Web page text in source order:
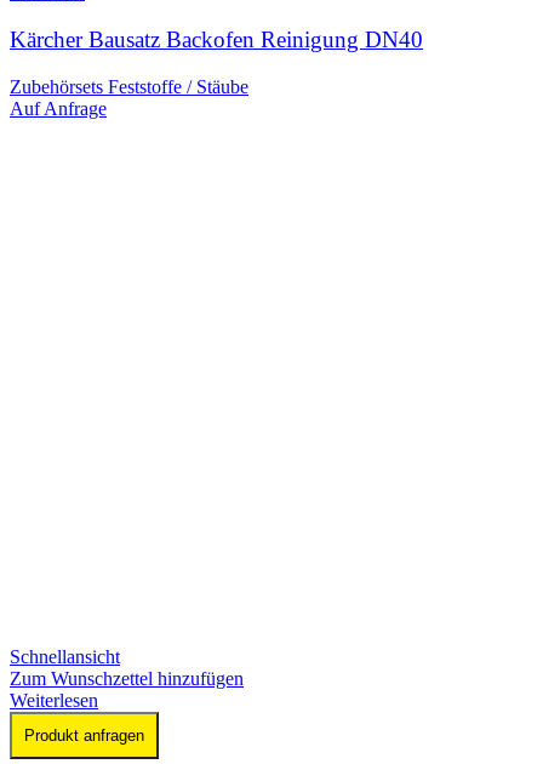
Kärcher Bausatz Backofen Reinigung DN40
Zubehörsets Feststoffe / Stäube
Auf Anfrage
Schnellansicht
Zum Wunschzettel hinzufügen
Weiterlesen
Produkt anfragen